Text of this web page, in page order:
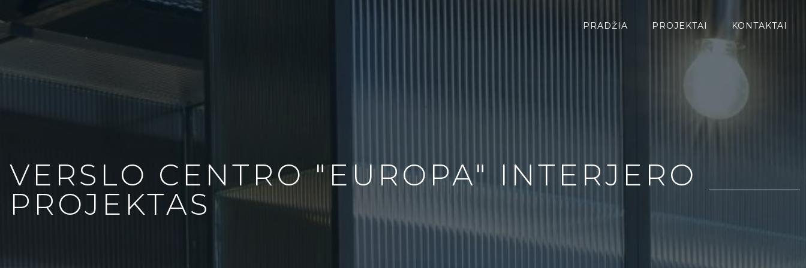
PRADŽIA PROJEKTAI KONTAKTAI
VERSLO CENTRO "EUROPA" INTERJERO
PROJEKTAS